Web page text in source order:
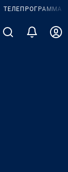
ТЕЛЕПРОГРАММА